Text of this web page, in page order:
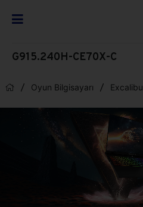
G915.240H-CE70X-C
Oyun Bilgisayarı